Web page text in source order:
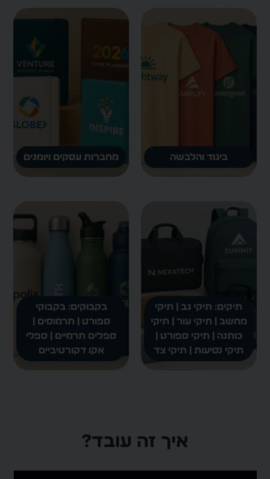
ביגוד והלבשה מחברות עסקים ויומנים
תיקים: תיקי גב | תיקי
מחשב | תיקי עור | תיקי
כותנה | תיקי ספורט |
תיקי נסיעות | תיקי צד
בקבוקים: בקבוקי
ספורט | תרמוסים |
ספלים תרמיים | ספלי
אקו דקורטיביים
איך זה עובד?